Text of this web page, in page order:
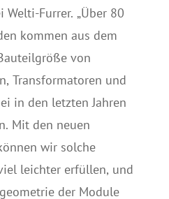
Furrer. „Über 80
kommen aus dem
von
Transformatoren und
in den letzten Jahren
Mit den neuen
wir solche
leichter erfüllen, und
der Module